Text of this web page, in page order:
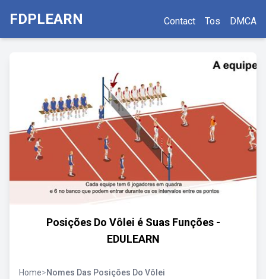
FDPLEARN Contact Tos DMCA
Posições Do Vôlei é Suas Funções -
EDULEARN
Home>Nomes Das Posições Do Vôlei